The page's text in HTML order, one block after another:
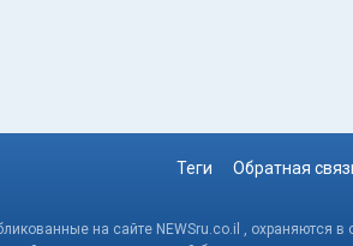
Теги Обратная
на сайте NEWSru.co.il , охраняются